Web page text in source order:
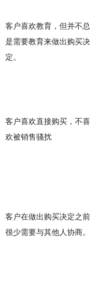
客户喜欢教育，但并不总
是需要教育来做出购买决
定。
客户喜欢直接购买，不喜
欢被销售骚扰
客户在做出购买决定之前
很少需要与其他人协商。